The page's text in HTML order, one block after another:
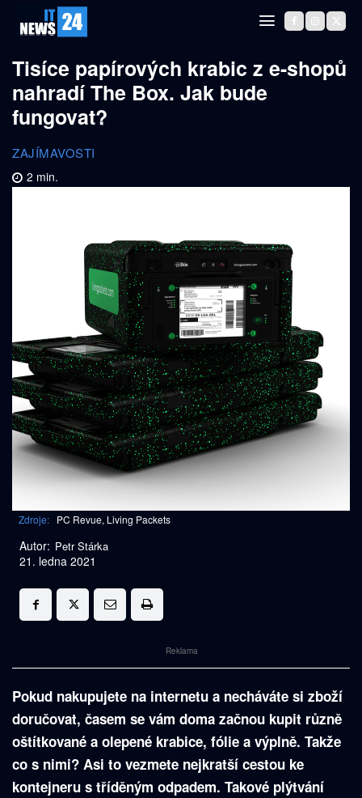
Tisíce papírových krabic z e-shopů
nahradí The Box. Jak bude
fungovat?
ZAJÍMAVOSTI
2 min.
Zdroje: PC Revue, Living Packets
Autor: Petr Stárka
21. ledna 2021
Reklama
Pokud nakupujete na internetu a necháváte si zboží
doručovat, časem se vám doma začnou kupit různě
oštítkované a olepené krabice, fólie a výplně. Takže
co s nimi? Asi to vezmete nejkratší cestou ke
kontejneru s tříděným odpadem. Takové plýtvání